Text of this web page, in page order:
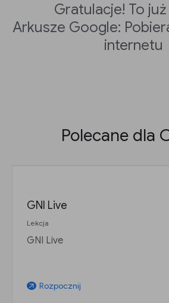
Gratulacje! To
Arkusze Google:
internetu
Polecane dla
GNI Live
Lekcja
GNI Live
arrow_outward Rozpocznij